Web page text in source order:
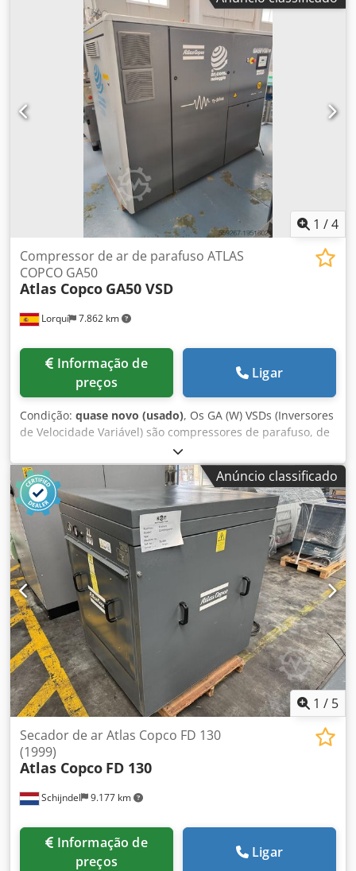
travamento transversal hidráulico Construção:
comprimento da carroceria 6.350 mm, para contentores de
até 7 m, aprox. 1.700 horas de operação, com gancho
articulado conforme DIN e travamento transversal
hidráulico adicional, INFORMAÇÕES DE ACESSÓRIOS SEM
GARANTIA, sujeito a alterações, venda prévia e erros!
Cjdpfxsi Rqrwj Ai Ajrf
1 /4
Lorquí 7.862 km
Compressor de ar de parafuso ATLAS
COPCO GA50
Atlas Copco GA50 VSD
preços
Ligar
Condição: quase novo (usado), Os GA (W) VSDs (Inversores
de Velocidade Variável) são compressores de parafuso, de
estágio único, injetados a óleo, acionados por motor
elétrico e estacionários. O sistema de refrigeração está
equipado com um resfriador de ar e um resfriador de óleo.
Os GA VSD são compressores refrigerados a ar; o ar de
refrigeração é gerado por um ventilador. Principais
características: - Temperatura máxima de entrada de ar:
40ºC Cjdpfx Aijwxwxzj Asrf - Temperatura máxima de saída
da água de refrigeração: 50ºC - Temperatura do ar à saída
da válvula: aprox. 30ºC - Capacidade de óleo aprox.: 17,9 L
Anúncio classificado
1 / 5
Schijndel 9.177 km
Secador de ar Atlas Copco FD 130
(1999)
Atlas Copco FD 130
preços
Ligar